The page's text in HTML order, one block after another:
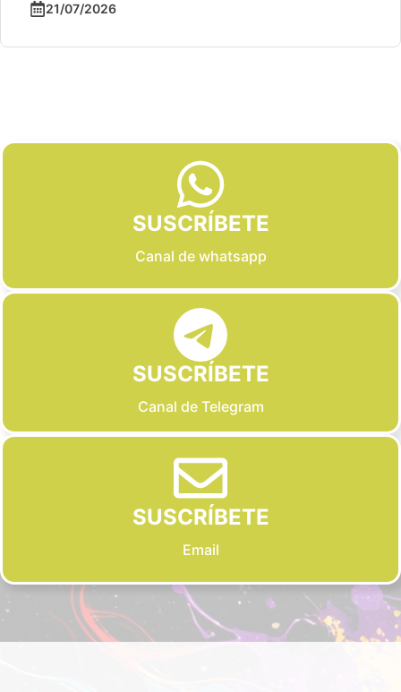
21/07/2026
SUSCRÍBETE
Canal de whatsapp
SUSCRÍBETE
Canal de Telegram
SUSCRÍBETE
Email